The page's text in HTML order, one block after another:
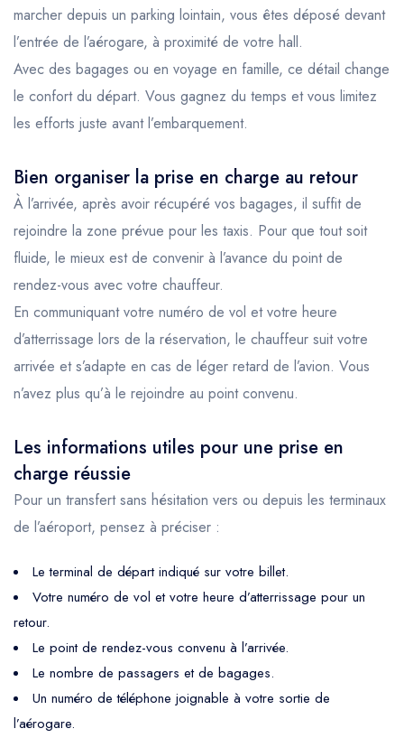
marcher depuis un parking lointain, vous êtes déposé devant
l’entrée de l’aérogare, à proximité de votre hall.
Avec des bagages ou en voyage en famille, ce détail change
le confort du départ. Vous gagnez du temps et vous limitez
les efforts juste avant l’embarquement.
Bien organiser la prise en charge au retour
À l’arrivée, après avoir récupéré vos bagages, il suffit de
rejoindre la zone prévue pour les taxis. Pour que tout soit
fluide, le mieux est de convenir à l’avance du point de
rendez-vous avec votre chauffeur.
En communiquant votre numéro de vol et votre heure
d’atterrissage lors de la réservation, le chauffeur suit votre
arrivée et s’adapte en cas de léger retard de l’avion. Vous
n’avez plus qu’à le rejoindre au point convenu.
Les informations utiles pour une prise en
charge réussie
Pour un transfert sans hésitation vers ou depuis les terminaux
de l’aéroport, pensez à préciser :
Le terminal de départ indiqué sur votre billet.
Votre numéro de vol et votre heure d’atterrissage pour un
retour.
Le point de rendez-vous convenu à l’arrivée.
Le nombre de passagers et de bagages.
Un numéro de téléphone joignable à votre sortie de
l’aérogare.